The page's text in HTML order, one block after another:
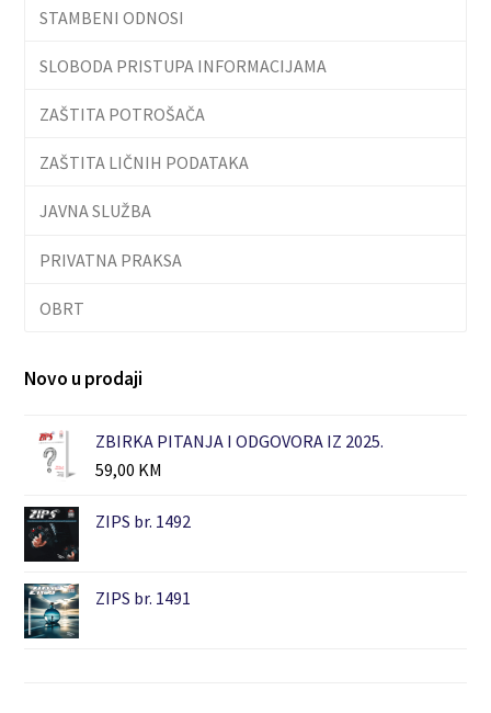
STAMBENI ODNOSI
SLOBODA PRISTUPA INFORMACIJAMA
ZAŠTITA POTROŠAČA
ZAŠTITA LIČNIH PODATAKA
JAVNA SLUŽBA
PRIVATNA PRAKSA
OBRT
Novo u prodaji
ZBIRKA PITANJA I ODGOVORA IZ 2025.
59,00 KM
ZIPS br. 1492
ZIPS br. 1491